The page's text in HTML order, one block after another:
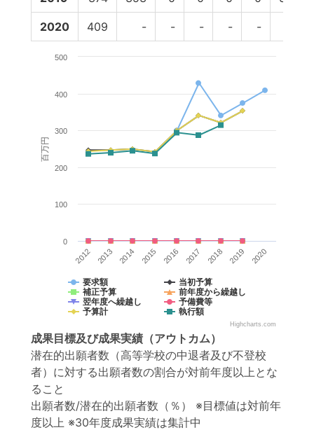
2020 409 - - - - -
百万円
要求額
当初予算
補正予算
前年度から繰越し
翌年度へ繰越し
予備費等
予算計
執行額
2012 2013 2014 2015 2016 2017 2018 2019 2020
0
100
200
300
400
500
Highcharts.com
成果目標及び成果実績 （アウトカム）
潜在的出願者数（高等学校の中退者及び不登校
者）に対する出願者数の割合が対前年度以上とな
ること
出願者数/潜在的出願者数（％） ※目標値は対前年
度以上 ※30年度成果実績は集計中